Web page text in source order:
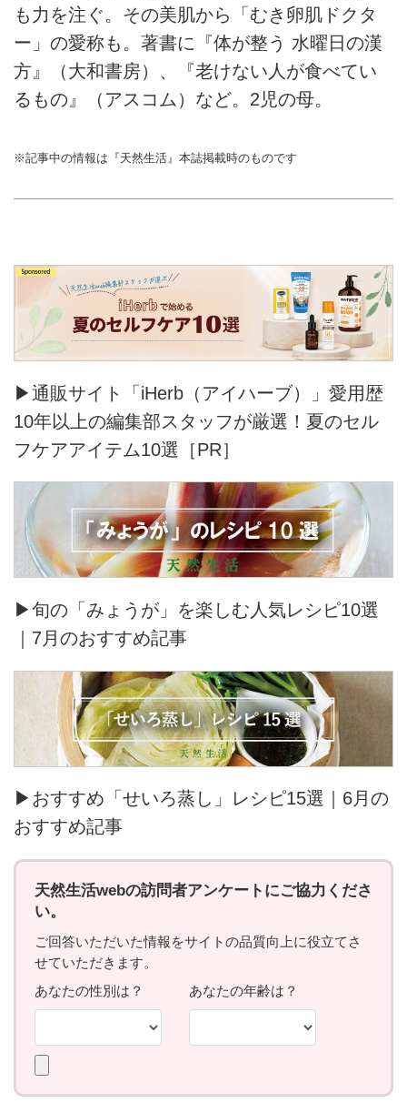
も力を注ぐ。その美肌から「むき卵肌ドクタ
ー」の愛称も。著書に『体が整う 水曜日の漢
方』（大和書房）、『老けない人が食べてい
るもの』（アスコム）など。2児の母。
※記事中の情報は『天然生活』本誌掲載時のものです
▶通販サイト「iHerb（アイハーブ）」愛用歴
10年以上の編集部スタッフが厳選！夏のセル
フケアアイテム10選［PR］
▶旬の「みょうが」を楽しむ人気レシピ10選
｜7月のおすすめ記事
▶おすすめ「せいろ蒸し」レシピ15選｜6月の
おすすめ記事